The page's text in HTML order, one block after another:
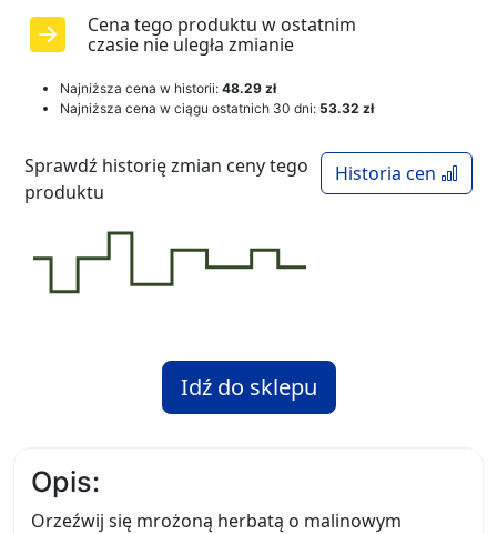
Cena tego produktu w ostatnim
czasie nie uległa zmianie
Najniższa cena w historii: 48.29 zł
Najniższa cena w ciągu ostatnich 30 dni: 53.32 zł
Historia cen
Sprawdź historię zmian ceny tego
produktu
Idź do sklepu
Opis:
Orzeźwij się mrożoną herbatą o malinowym